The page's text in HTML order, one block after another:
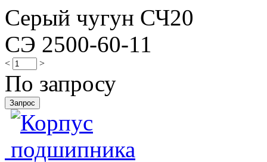
Серый чугун СЧ20
СЭ 2500-60-11
< >
По запросу